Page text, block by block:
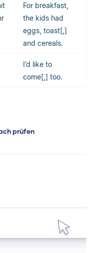
For breakfast,
the kids had
eggs, toast[,]
and cereals.
I’d like to
come[,] too.
prüfen